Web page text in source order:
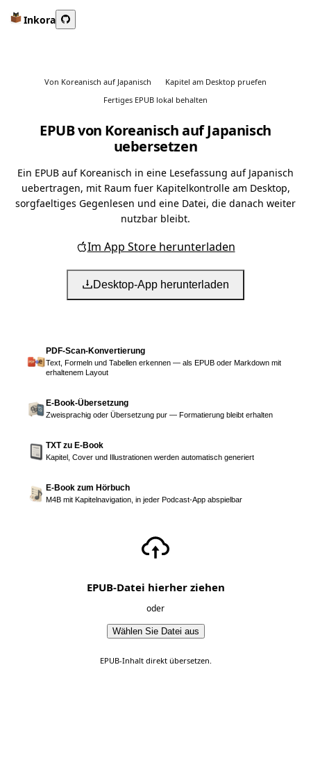
Inkora
Von Koreanisch auf Japanisch
Kapitel am Desktop pruefen
Fertiges EPUB lokal behalten
EPUB von Koreanisch auf Japanisch
uebersetzen
Ein EPUB auf Koreanisch in eine Lesefassung auf Japanisch
uebertragen, mit Raum fuer Kapitelkontrolle am Desktop,
sorgfaeltiges Gegenlesen und eine Datei, die danach weiter
nutzbar bleibt.
Im App Store herunterladen
Desktop-App herunterladen
PDF-Scan-Konvertierung
Text, Formeln und Tabellen erkennen — als EPUB oder Markdown mit
erhaltenem Layout
E-Book-Übersetzung
Zweisprachig oder Übersetzung pur — Formatierung bleibt erhalten
TXT zu E-Book
Kapitel, Cover und Illustrationen werden automatisch generiert
E-Book zum Hörbuch
M4B mit Kapitelnavigation, in jeder Podcast-App abspielbar
EPUB-Datei hierher ziehen
oder
Wählen Sie Datei aus
EPUB-Inhalt direkt übersetzen.